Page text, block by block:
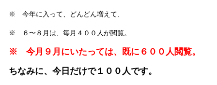
※ 今年に入って、どんどん増えて、
※ ６〜８月は、毎月４００人が閲覧。
※ 今月９月にいたっては、既に６００人閲覧。
ちなみに、今日だけで１００人です。